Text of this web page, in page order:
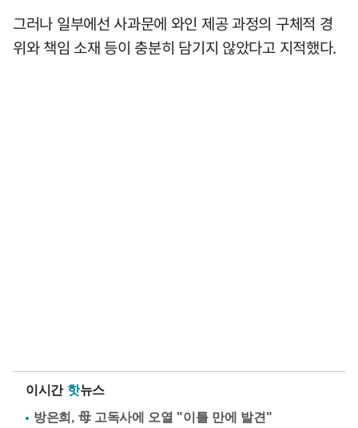
그러나 일부에선 사과문에 와인 제공 과정의 구체적 경
위와 책임 소재 등이 충분히 담기지 않았다고 지적했다.
이시간 핫뉴스
방은희, 母 고독사에 오열 "이틀 만에 발견"